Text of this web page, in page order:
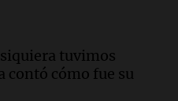
tuvimos
contó cómo fue su